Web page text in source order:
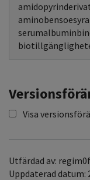
Visa
Utfärdad av:
Uppdaterad datum: